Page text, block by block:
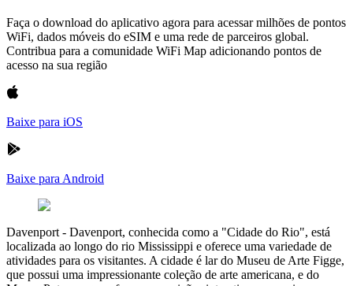
Faça o download do aplicativo agora para acessar milhões de pontos
WiFi, dados móveis do eSIM e uma rede de parceiros global.
Contribua para a comunidade WiFi Map adicionando pontos de
acesso na sua região
Baixe para iOS
Baixe para Android
Davenport - Davenport, conhecida como a "Cidade do Rio", está
localizada ao longo do rio Mississippi e oferece uma variedade de
atividades para os visitantes. A cidade é lar do Museu de Arte Figge,
que possui uma impressionante coleção de arte americana, e do